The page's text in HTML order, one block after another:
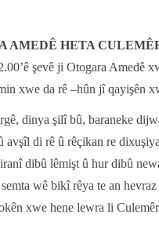
AMEDÊ HETA
şevê ji Otogara Amedê
xwe da rê –hûn jî qayişên
dinya şilî bû, baraneke
avşîl di rê û rêçikan re
dibû lêmişt û hur dibû
wê bikî rêya te an
xwe hene lewra li